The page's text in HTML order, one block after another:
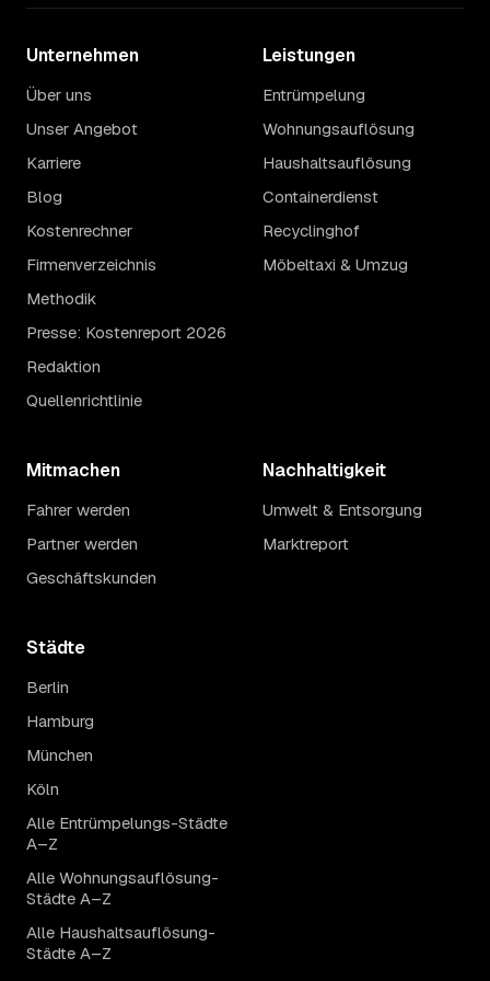
Unternehmen
Über uns
Unser Angebot
Karriere
Blog
Kostenrechner
Firmenverzeichnis
Methodik
Presse: Kostenreport 2026
Redaktion
Quellenrichtlinie
Leistungen
Entrümpelung
Wohnungsauflösung
Haushaltsauflösung
Containerdienst
Recyclinghof
Möbeltaxi & Umzug
Mitmachen
Fahrer werden
Partner werden
Geschäftskunden
Nachhaltigkeit
Umwelt & Entsorgung
Marktreport
Städte
Berlin
Hamburg
München
Köln
Alle Entrümpelungs-Städte
A–Z
Alle Wohnungsauflösung-
Städte A–Z
Alle Haushaltsauflösung-
Städte A–Z